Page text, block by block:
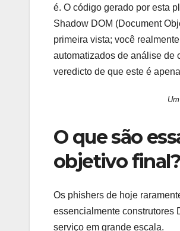
é. O código gerado por esta
Shadow DOM (Document
primeira vista; você
automatizados de análise de
veredicto de que este é
O que são
objetivo final?
Os phishers de hoje
essencialmente construtores
serviço em grande escala.